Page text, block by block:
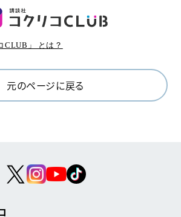
CLUB」 とは？
元のページに戻る